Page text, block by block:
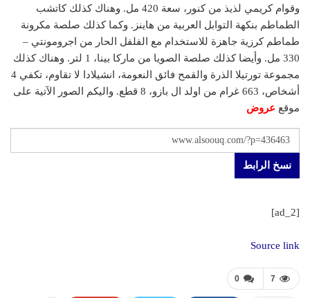
وقوام كريمي لذيذ من كنور، سعة 420 مل. وهناك كذلك كاتشب
الطماطم بنكهة التوابل العربية من هاينز. وكما كذلك صلصة مكرونة
طماطم كرزية جاهزة للاستخدام مع الفلفل الحار من اجرومونتي –
330 مل. وأيضا كذلك صلصة الصويا من ماركا بينا، 1 لتر. وهناك كذلك
مجموعة تورتيلا الذرة والقمح فائق النعومة، انشيلادا لا تقاوم، تكفي 4
أشخاص، 663 غرام من اولد ال بازو، 8 قطع. واليكم الصور الآتية على
موقع عروض
نسخ الرابط
[ad_2]
Source link
0 7